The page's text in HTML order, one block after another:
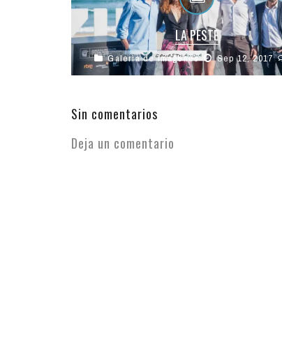
LA PESTE
Galeria de Imagenes Sep 12, 2017
Sin comentarios
Deja un comentario